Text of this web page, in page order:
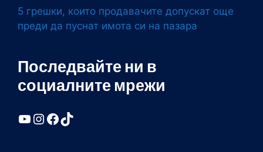
5 грешки, които продавачите допускат още
преди да пуснат имота си на пазара
Последвайте ни в
социалните мрежи
YouTube
Instagram
Facebook
TikTok